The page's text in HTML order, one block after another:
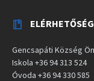
Gencsapáti Község
Iskola +36 94 313 524
Óvoda +36 94 330 585